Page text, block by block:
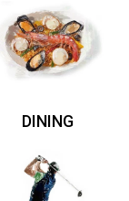
DINING